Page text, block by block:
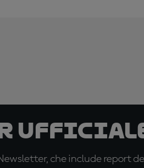
che include report